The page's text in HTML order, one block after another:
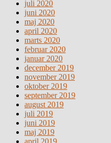
juli 2020
juni 2020
maj 2020
april 2020
marts 2020
februar 2020
januar 2020
december 2019
november 2019
oktober 2019
september 2019
august 2019
juli 2019
juni 2019
maj 2019
april 2019